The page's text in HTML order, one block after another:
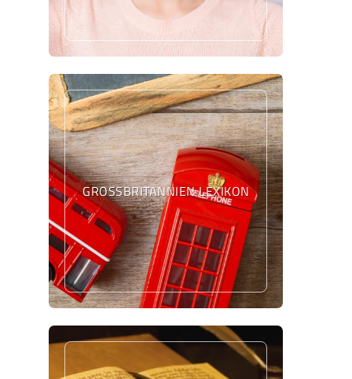
GROSSBRITANNIEN LEXIKON